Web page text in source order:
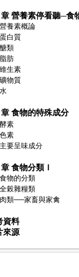
章 營養素停看聽─食
養素概論
白質
類
肪
生素
物質
食物的特殊成分
素
素
要呈味成分
食物分類Ｉ
物的分類
榖雜糧類
類──家畜與家禽
資料
來源